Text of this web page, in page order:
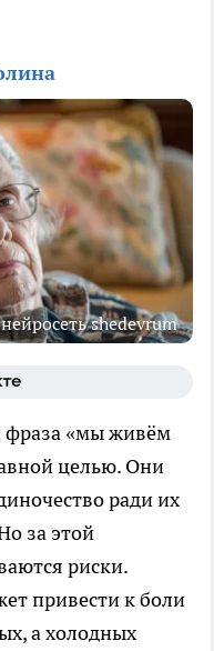
нейросеть shedevrum
«мы живём
целью. Они
ради их
за этой
риски.
привести к боли
а холодных